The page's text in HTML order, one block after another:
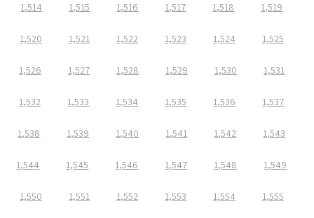
1,514 1,515 1,516 1,517 1,518 1,519
1,520 1,521 1,522 1,523 1,524 1,525
1,526 1,527 1,528 1,529 1,530 1,531
1,532 1,533 1,534 1,535 1,536 1,537
1,538 1,539 1,540 1,541 1,542 1,543
1,544 1,545 1,546 1,547 1,548 1,549
1,550 1,551 1,552 1,553 1,554 1,555